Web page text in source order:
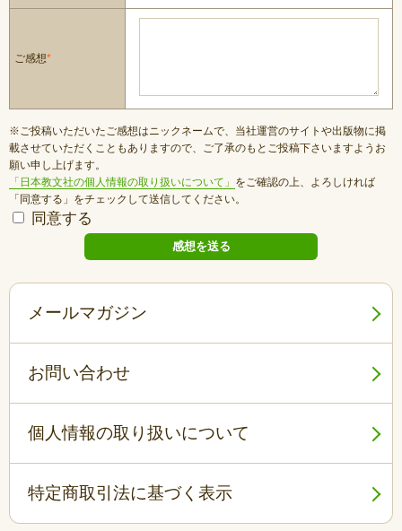
ご感想*
※ご投稿いただいたご感想はニックネームで、当社運営のサイトや出版物に掲
載させていただくこともありますので、ご了承のもとご投稿下さいますようお
願い申し上げます。
「日本教文社の個人情報の取り扱いについて」 をご確認の上、よろしければ
「同意する」をチェックして送信してください。
同意する
メールマガジン
お問い合わせ
個人情報の取り扱いについて
特定商取引法に基づく表示